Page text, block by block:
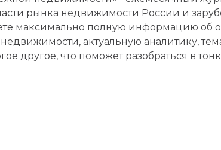
рынка недвижимости России и
максимально полную информацию об
актуальную аналитику,
другое, что поможет разобраться в